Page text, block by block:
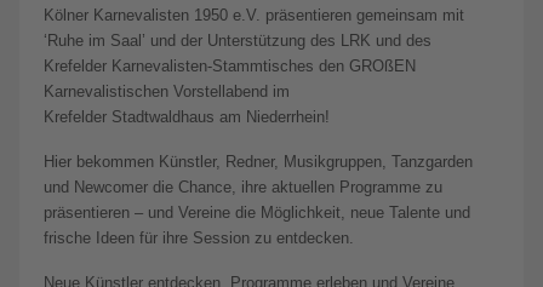
Kölner Karnevalisten 1950 e.V. präsentieren gemeinsam mit
‘Ruhe im Saal’ und der Unterstützung des LRK und des
Krefelder Karnevalisten-Stammtisches den GROßEN
Karnevalistischen Vorstellabend im
Krefelder Stadtwaldhaus am Niederrhein!
Hier bekommen Künstler, Redner, Musikgruppen, Tanzgarden
und Newcomer die Chance, ihre aktuellen Programme zu
präsentieren – und Vereine die Möglichkeit, neue Talente und
frische Ideen für ihre Session zu entdecken.
Neue Künstler entdecken, Programme erleben und Vereine